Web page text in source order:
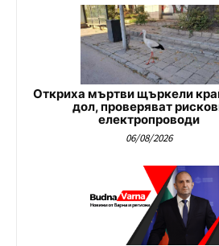
Откриха мъртви щъркели
дол, проверяват
електропроводи
06/08/2026